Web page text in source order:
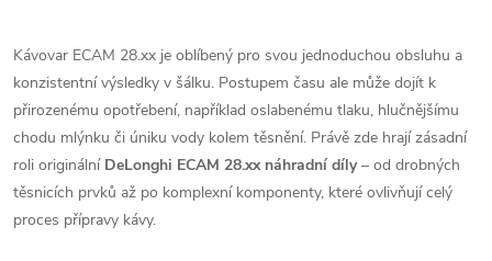
d
a
c
í
p
á
n
k
o
v
á
n
Kávovar ECAM 28.xx je oblíbený pro svou jednoduchou obsluhu a
konzistentní výsledky v šálku. Postupem času ale může dojít k
přirozenému opotřebení, například oslabenému tlaku, hlučnějšímu
chodu mlýnku či úniku vody kolem těsnění. Právě zde hrají zásadní
roli originální DeLonghi ECAM 28.xx náhradní díly– od drobných
těsnicích prvků až po komplexní komponenty, které ovlivňují celý
proces přípravy kávy.